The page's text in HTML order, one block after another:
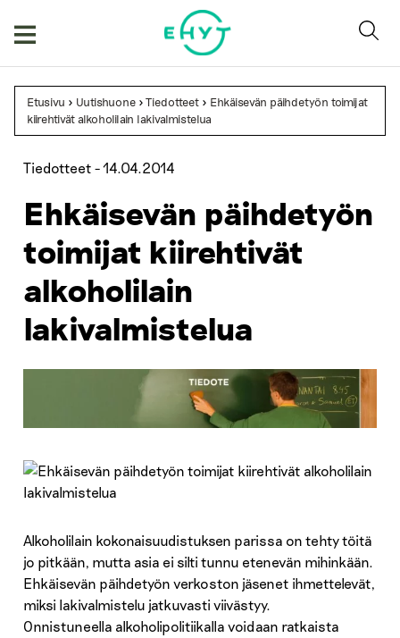
Etusivu > Uutishuone >Tiedotteet > Ehkäisevän päihdetyön toimijat
kiirehtivät alkoholilain lakivalmistelua
Tiedotteet -14.04.2014
Ehkäisevän päihdetyön
toimijat kiirehtivät
alkoholilain
lakivalmistelua
Alkoholilain kokonaisuudistuksen parissa on tehty töitä
jo pitkään, mutta asia ei silti tunnu etenevän mihinkään.
Ehkäisevän päihdetyön verkoston jäsenet ihmettelevät,
miksi lakivalmistelu jatkuvasti viivästyy.
Onnistuneella alkoholipolitiikalla voidaan ratkaista